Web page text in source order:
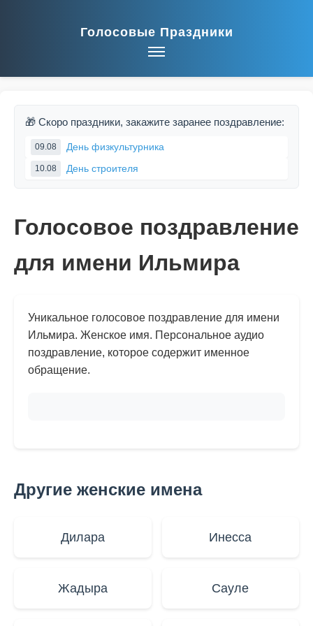
Голосовые Праздники
🎁 Скоро праздники, закажите заранее поздравление:
09.08 День физкультурника
10.08 День строителя
Голосовое поздравление
для имени Ильмира
Уникальное голосовое поздравление для имени
Ильмира. Женское имя. Персональное аудио
поздравление, которое содержит именное
обращение.
Другие женские имена
Дилара Инесса
Жадыра Сауле